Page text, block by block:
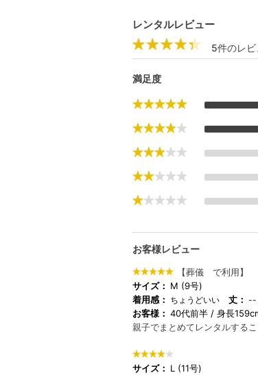
レンタルレビュー
5件のレ
満足度
お客様レビュー
【葬儀 で利用】
サイズ： M (9号)
着用感： ちょうどいい 丈： --
お客様： 40代前半 身長
親子でまとめてレンタルする
サイズ： L (11号)